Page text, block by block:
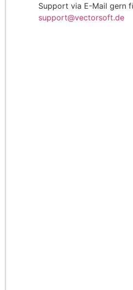
Support via E-Mail gern
support@vectorsoft.de